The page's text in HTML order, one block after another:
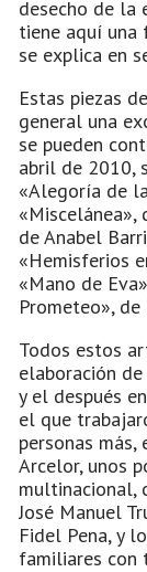
desecho de la
tiene aquí
se explica en
Estas piezas
general una
se pueden
abril de 2010,
«Alegoría de
«Miscelánea»,
de Anabel
«Hemisferios
«Mano de
Prometeo»,
Todos estos
elaboración
y el después
el que
personas
Arcelor, unos
multinacional,
José Manuel
Fidel Pena, y
familiares con